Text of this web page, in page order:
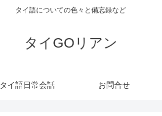
タイ語についての色々と備忘録など
タイGOリアン
タイ語日常会話 お問合せ